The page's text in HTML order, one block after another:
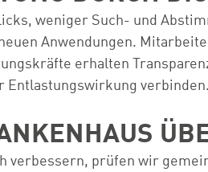
weniger Such- und
Anwendungen.
erhalten
Entlastungswirkung verbinden.
verbessern, prüfen wir